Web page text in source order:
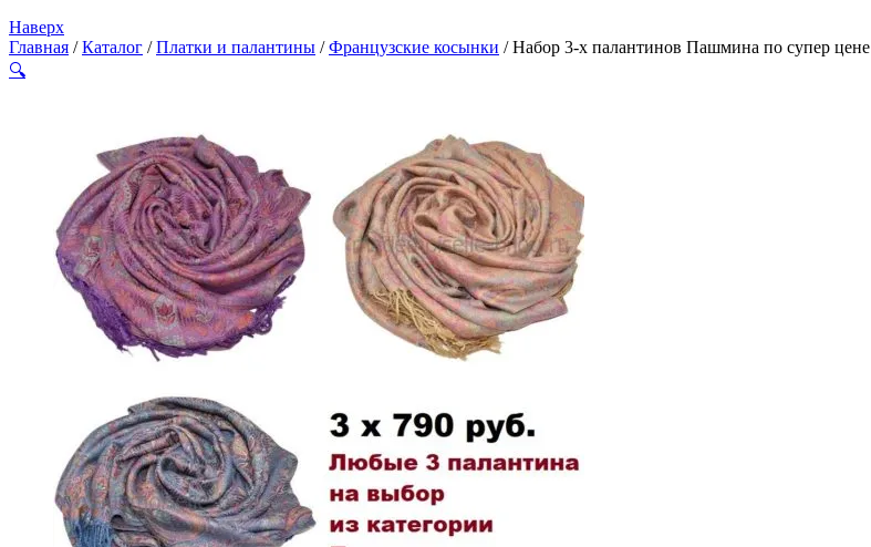
Наверх
Главная /Каталог /Платки и палантины /Французские косынки / Набор 3-х палантинов Пашмина по супер цене
🔍